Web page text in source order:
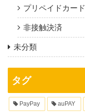
プリペイドカード
非接触決済
未分類
タグ
PayPay auPAY